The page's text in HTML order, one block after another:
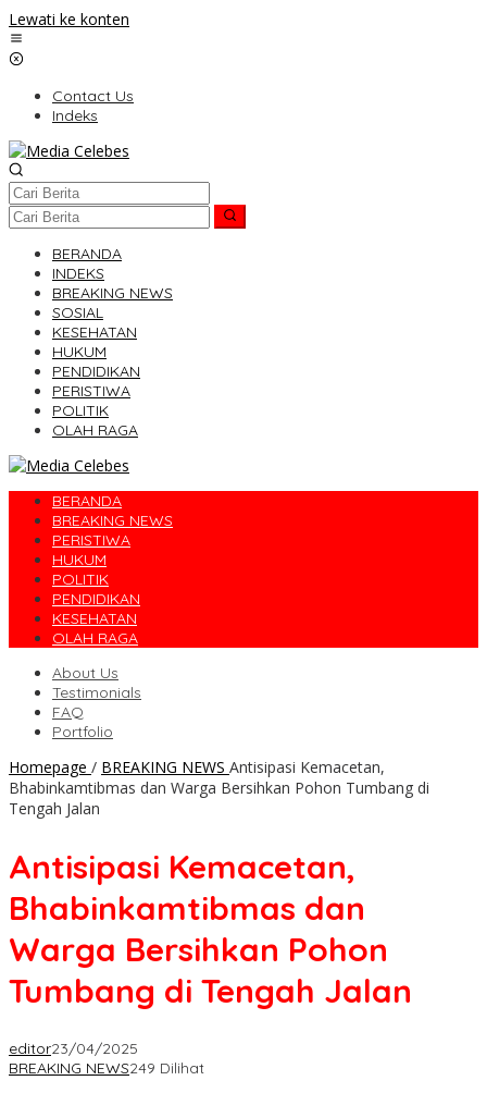
Lewati ke konten
Contact Us
Indeks
BERANDA
INDEKS
BREAKING NEWS
SOSIAL
KESEHATAN
HUKUM
PENDIDIKAN
PERISTIWA
POLITIK
OLAH RAGA
BERANDA
BREAKING NEWS
PERISTIWA
HUKUM
POLITIK
PENDIDIKAN
KESEHATAN
OLAH RAGA
About Us
Testimonials
FAQ
Portfolio
Homepage / BREAKING NEWS Antisipasi Kemacetan,
Bhabinkamtibmas dan Warga Bersihkan Pohon Tumbang di
Tengah Jalan
Antisipasi Kemacetan,
Bhabinkamtibmas dan
Warga Bersihkan Pohon
Tumbang di Tengah Jalan
editor23/04/2025
BREAKING NEWS249 Dilihat